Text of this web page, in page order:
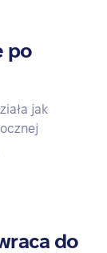
po
jak
do